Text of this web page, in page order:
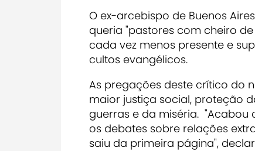
O ex-arcebispo de Buenos
queria "pastores com cheiro
cada vez menos presente e
cultos evangélicos.
As pregações deste crítico do
maior justiça social, proteção
guerras e da miséria.
os debates sobre relações
saiu da primeira página",